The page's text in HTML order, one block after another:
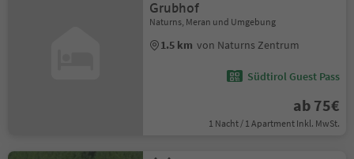
Grubhof
Naturns, Meran und Umgebung
1.5 km von Naturns Zentrum
Südtirol Guest Pass
ab 75€
1 Nacht / 1 Apartment Inkl. MwSt.